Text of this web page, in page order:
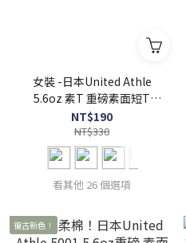
女裝 -日本United Athle
5.6oz 素T 重磅素面短T
UA5001-03 女版5001
NT$190
NT$330
看其他 26 個選項
復古新色！